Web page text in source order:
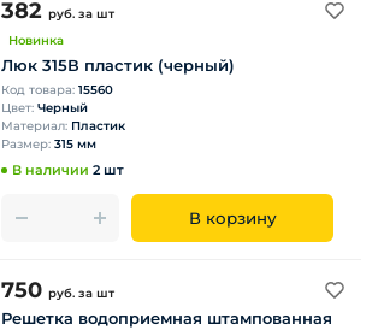
382 руб. за шт
Новинка
Люк 315В пластик (черный)
Код товара: 15560
Цвет: Черный
Материал: Пластик
Размер: 315 мм
В наличии 2 шт
В корзину
750 руб. за шт
Решетка водоприемная штампованная